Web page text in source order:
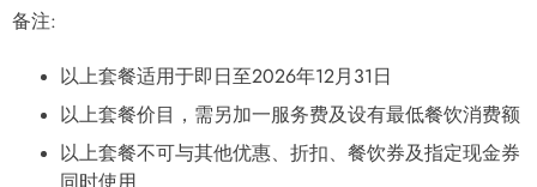
备注:
以上套餐适用于即日至2026年12月31日
以上套餐价目，需另加一服务费及设有最低餐饮消费额
以上套餐不可与其他优惠、折扣、餐饮券及指定现金券
同时使用